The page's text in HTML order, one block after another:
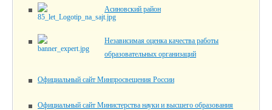
Асиновский район
Независимая оценка качества работы
образовательных организаций
Официальный сайт Минпросвещения России
Официальный сайт Министерства науки и высшего образования